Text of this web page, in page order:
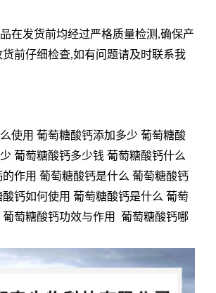
在发货前均经过严格质量检测,确保产
货前仔细检查,如有问题请及时联系我
使用 葡萄糖酸钙添加多少 葡萄糖酸
葡萄糖酸钙多少钱 葡萄糖酸钙什么
作用 葡萄糖酸钙是什么 葡萄糖酸钙
钙如何使用 葡萄糖酸钙是什么 葡萄
葡萄糖酸钙功效与作用 葡萄糖酸钙哪